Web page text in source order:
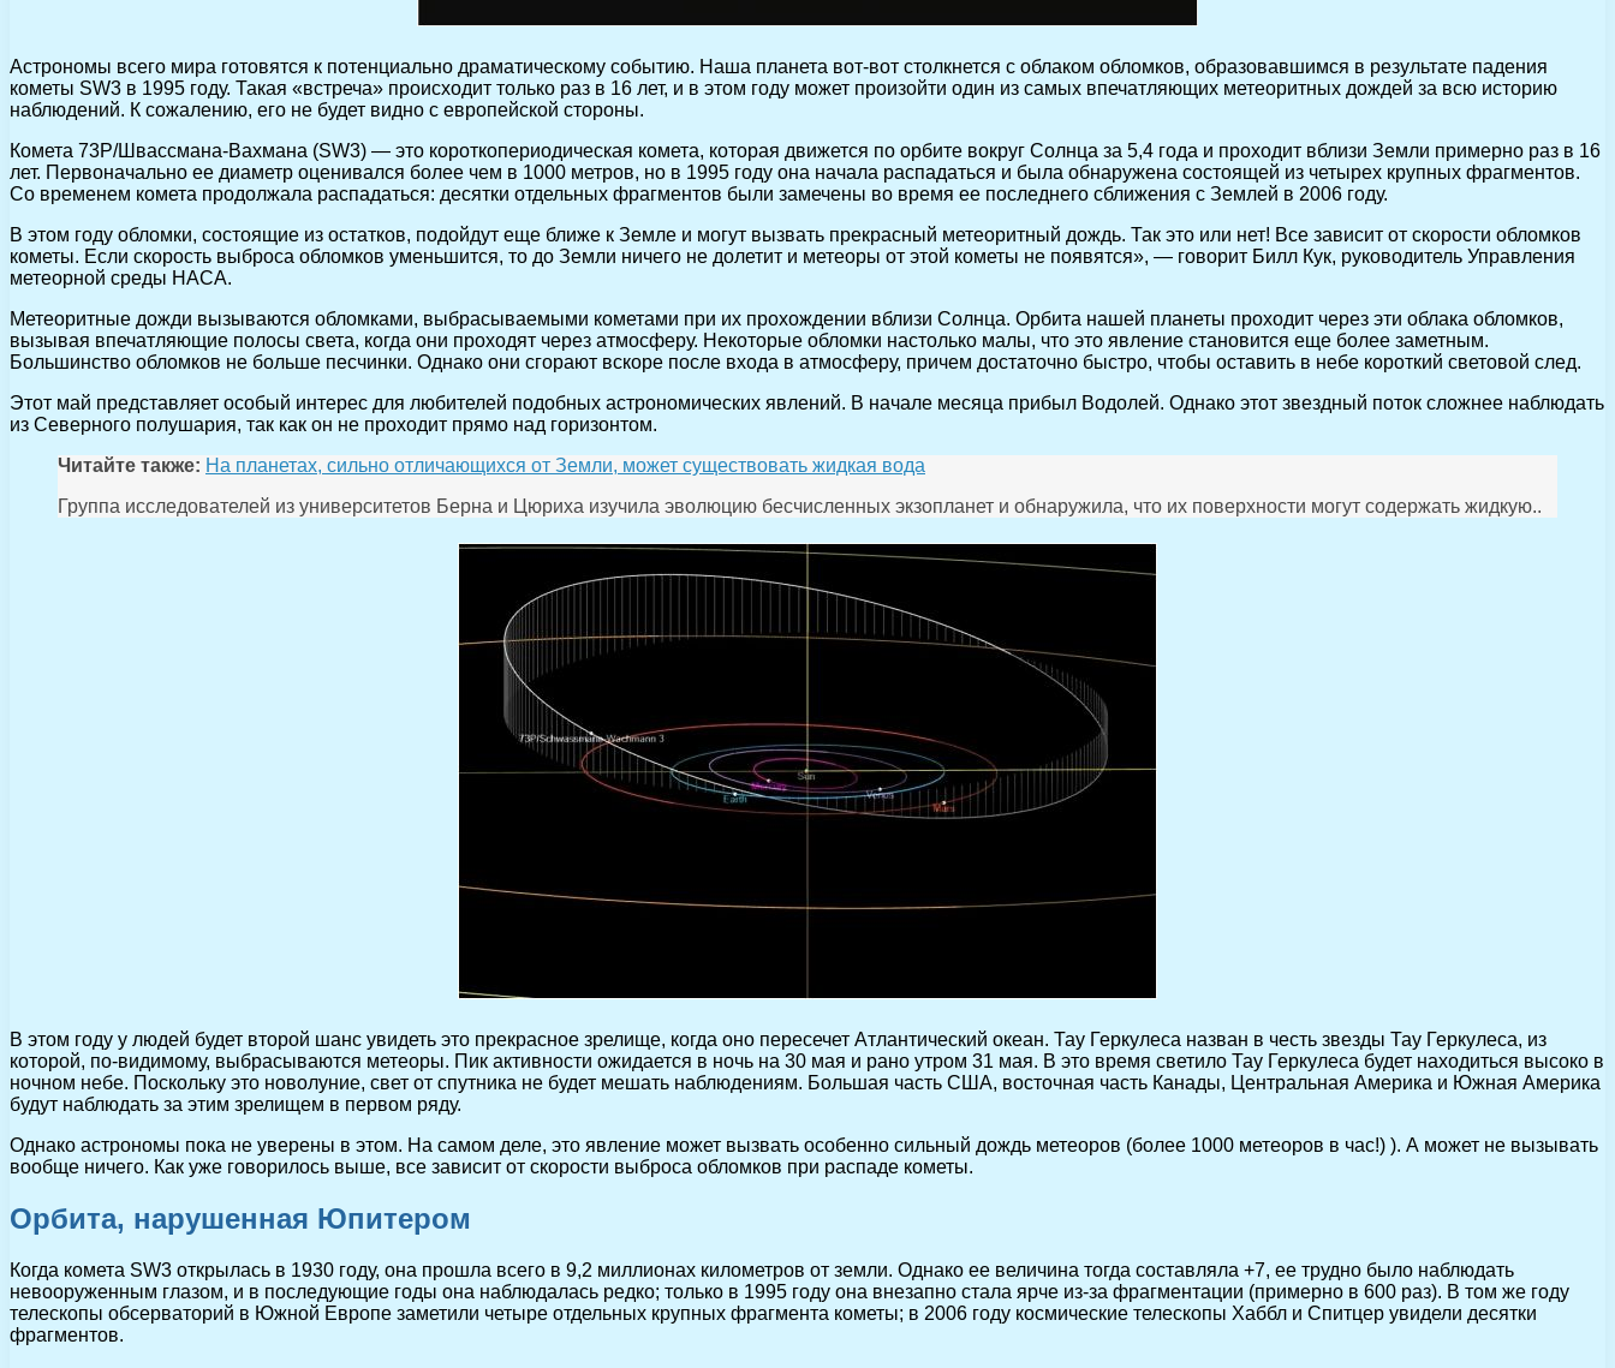
Астрономы всего мира готовятся к потенциально драматическому событию. Наша планета вот-вот столкнется с облаком обломков, образовавшимся в результате падения
кометы SW3 в 1995 году. Такая «встреча» происходит только раз в 16 лет, и в этом году может произойти один из самых впечатляющих метеоритных дождей за всю историю
наблюдений. К сожалению, его не будет видно с европейской стороны.
Комета 73P/Швассмана-Вахмана (SW3) — это короткопериодическая комета, которая движется по орбите вокруг Солнца за 5,4 года и проходит вблизи Земли примерно раз в 16
лет. Первоначально ее диаметр оценивался более чем в 1000 метров, но в 1995 году она начала распадаться и была обнаружена состоящей из четырех крупных фрагментов.
Со временем комета продолжала распадаться: десятки отдельных фрагментов были замечены во время ее последнего сближения с Землей в 2006 году.
В этом году обломки, состоящие из остатков, подойдут еще ближе к Земле и могут вызвать прекрасный метеоритный дождь. Так это или нет! Все зависит от скорости обломков
кометы. Если скорость выброса обломков уменьшится, то до Земли ничего не долетит и метеоры от этой кометы не появятся», — говорит Билл Кук, руководитель Управления
метеорной среды НАСА.
Метеоритные дожди вызываются обломками, выбрасываемыми кометами при их прохождении вблизи Солнца. Орбита нашей планеты проходит через эти облака обломков,
вызывая впечатляющие полосы света, когда они проходят через атмосферу. Некоторые обломки настолько малы, что это явление становится еще более заметным.
Большинство обломков не больше песчинки. Однако они сгорают вскоре после входа в атмосферу, причем достаточно быстро, чтобы оставить в небе короткий световой след.
Этот май представляет особый интерес для любителей подобных астрономических явлений. В начале месяца прибыл Водолей. Однако этот звездный поток сложнее наблюдать
из Северного полушария, так как он не проходит прямо над горизонтом.
Читайте также: На планетах, сильно отличающихся от Земли, может существовать жидкая вода
Группа исследователей из университетов Берна и Цюриха изучила эволюцию бесчисленных экзопланет и обнаружила, что их поверхности могут содержать жидкую..
В этом году у людей будет второй шанс увидеть это прекрасное зрелище, когда оно пересечет Атлантический океан. Тау Геркулеса назван в честь звезды Тау Геркулеса, из
которой, по-видимому, выбрасываются метеоры. Пик активности ожидается в ночь на 30 мая и рано утром 31 мая. В это время светило Тау Геркулеса будет находиться высоко в
ночном небе. Поскольку это новолуние, свет от спутника не будет мешать наблюдениям. Большая часть США, восточная часть Канады, Центральная Америка и Южная Америка
будут наблюдать за этим зрелищем в первом ряду.
Однако астрономы пока не уверены в этом. На самом деле, это явление может вызвать особенно сильный дождь метеоров (более 1000 метеоров в час!) ). А может не вызывать
вообще ничего. Как уже говорилось выше, все зависит от скорости выброса обломков при распаде кометы.
Орбита, нарушенная Юпитером
Когда комета SW3 открылась в 1930 году, она прошла всего в 9,2 миллионах километров от земли. Однако ее величина тогда составляла +7, ее трудно было наблюдать
невооруженным глазом, и в последующие годы она наблюдалась редко; только в 1995 году она внезапно стала ярче из-за фрагментации (примерно в 600 раз). В том же году
телескопы обсерваторий в Южной Европе заметили четыре отдельных крупных фрагмента кометы; в 2006 году космические телескопы Хаббл и Спитцер увидели десятки
фрагментов.